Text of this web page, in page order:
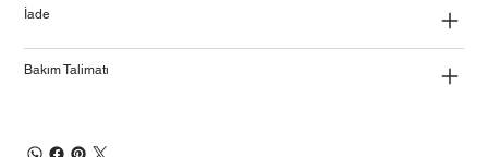
İade
Bakım Talimatı